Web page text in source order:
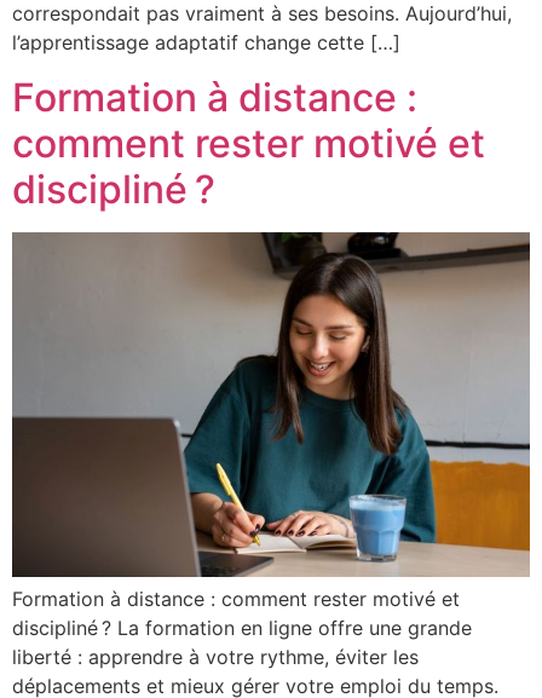
correspondait pas vraiment à ses besoins. Aujourd’hui,
l’apprentissage adaptatif change cette […]
Formation à distance :
comment rester motivé et
discipliné ?
Formation à distance : comment rester motivé et
discipliné ? La formation en ligne offre une grande
liberté : apprendre à votre rythme, éviter les
déplacements et mieux gérer votre emploi du temps.